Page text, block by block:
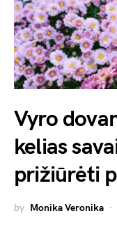
Vyro
kelias
prižiūrėti
by Monika Veronika